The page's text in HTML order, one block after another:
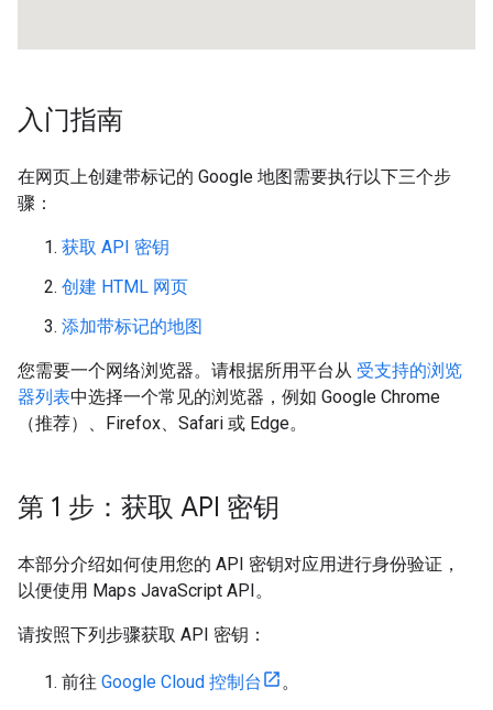
入门指南
在网页上创建带标记的 Google 地图需要执行以下三个步
骤：
获取 API 密钥
创建 HTML 网页
添加带标记的地图
您需要一个网络浏览器。请根据所用平台从 受支持的浏览
器列表中选择一个常见的浏览器，例如 Google Chrome
（推荐）、Firefox、Safari 或 Edge。
第 1 步：获取 API 密钥
本部分介绍如何使用您的 API 密钥对应用进行身份验证，
以便使用 Maps JavaScript API。
请按照下列步骤获取 API 密钥：
前往 Google Cloud 控制台
。